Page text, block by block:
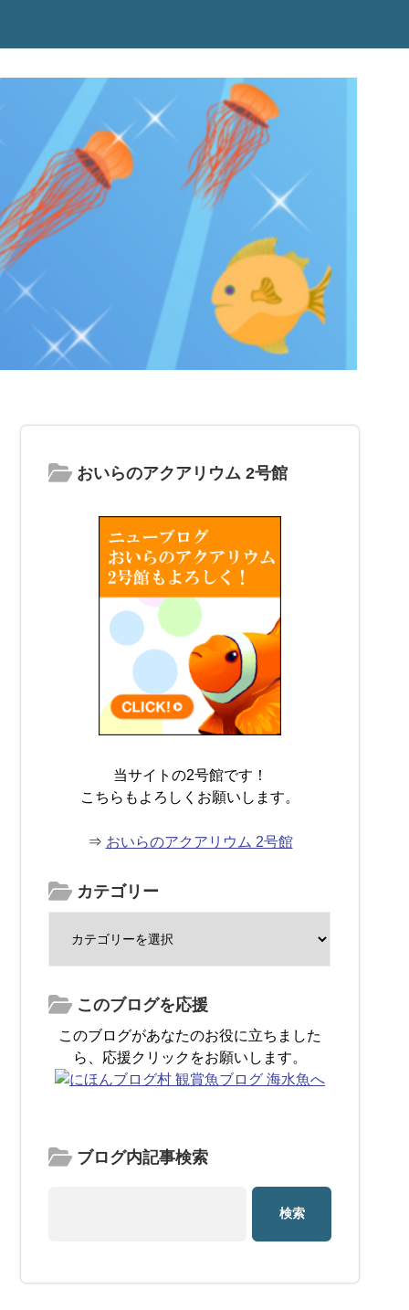
おいらのアクアリウム 2号館
当サイトの2号館です！
こちらもよろしくお願いします。
⇒ おいらのアクアリウム 2号館
カテゴリー
このブログを応援
このブログがあなたのお役に立ちました
ら、応援クリックをお願いします。
ブログ内記事検索